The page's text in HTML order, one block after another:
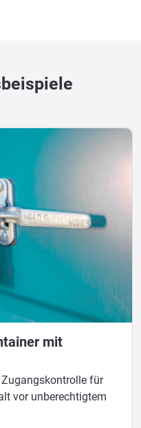
mit
für
vor unberechtigtem